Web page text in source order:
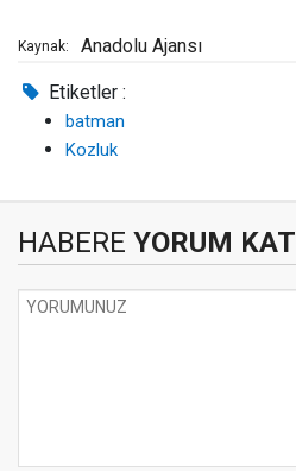
Kaynak: Anadolu Ajansı
Etiketler :
batman
Kozluk
HABERE YORUM KAT